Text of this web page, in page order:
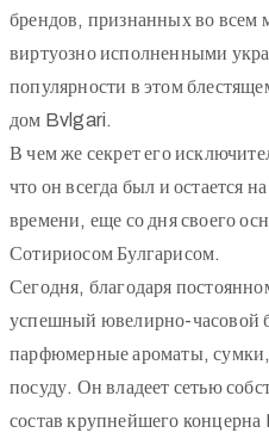
брендов, признанных во всем
виртуозно исполненными
популярности в этом
дом Bvlgari.
В чем же секрет его
что он всегда был и остается
времени, еще со дня своего
Сотириосом Булгарисом.
Сегодня, благодаря
успешный ювелирно-часовой
парфюмерные ароматы,
посуду. Он владеет сетью
состав крупнейшего